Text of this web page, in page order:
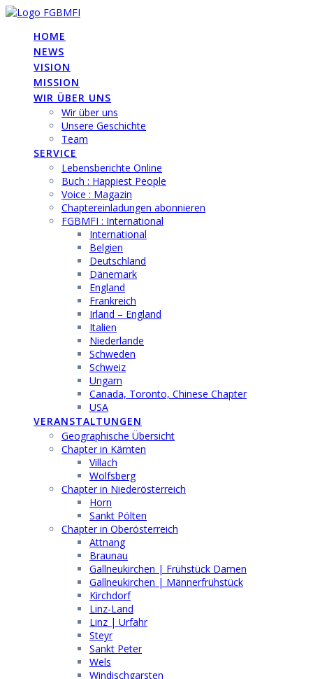
Skip
contentHOME
NEWS
VISION
MISSION
WIR ÜBER UNS
Wir über uns
Unsere Geschichte
Team
SERVICE
Lebensberichte Online
Buch : Happiest People
Voice : Magazin
Chaptereinladungen abonnieren
FGBMFI : International
International
Belgien
Deutschland
Dänemark
England
Frankreich
Irland – England
Italien
Niederlande
Schweden
Schweiz
Ungarn
Canada, Toronto, Chinese Chapter
USA
VERANSTALTUNGEN
Geographische Übersicht
Chapter in Kärnten
Villach
Wolfsberg
Chapter in Niederösterreich
Horn
Sankt Pölten
Chapter in Oberösterreich
Attnang
Braunau
Gallneukirchen | Frühstück Damen
Gallneukirchen | Männerfrühstück
Kirchdorf
Linz-Land
Linz | Urfahr
Steyr
Sankt Peter
Wels
Windischgarsten